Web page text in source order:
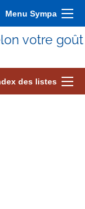
Menu Sympa
votre goût
des listes